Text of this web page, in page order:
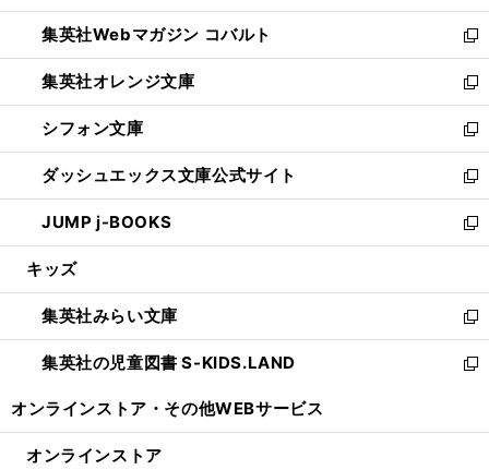
開
く
ウ
で
開
く
ン
ド
ウ
で
開
く
ウ
ィ
ン
ド
ウ
で
開
く
集英社Webマガジン コバルト
新
し
い
ウ
ィ
ン
ド
ウ
で
開
集英社オレンジ文庫
新
し
い
ウ
ィ
ン
ド
ウ
開
く
シフォン文庫
新
し
い
ウ
ィ
ン
ウ
で
開
く
ダッシュエックス文庫公式サイト
新
し
い
ウ
ン
ド
ウ
で
JUMP j-BOOKS
新
し
ウ
ィ
ン
ド
開
キッズ
集英社みらい文庫
新
し
い
ン
集英社の児童図書 S-KIDS.LAND
新
ウ
オンラインストア・ その他WEBサービス
オンラインストア